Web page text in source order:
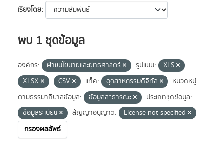
เรียงโดย
พบ 1 ชุดข้อมูล
องค์กร: ฝ่ายนโยบายและยุทธศาสตร์ รูปแบบ:
XLS
XLSX
CSV แท็ค: อุตสาหกรรมดิจิทัล
หมวดหมู่
ตามธรรมาภิบาลข้อมูล:
ข้อมูลสาธารณะ
ประเภทชุดข้อมูล:
ข้อมูลระเบียน
สัญญาอนุญาต:
License not specified
กรองผลลัพธ์